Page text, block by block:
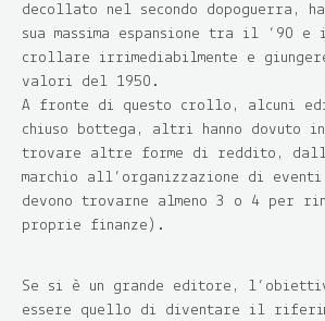
decollato nel secondo dopoguerra,
sua massima espansione tra il ’90
crollare irrimediabilmente e
valori del 1950.
A fronte di questo crollo, alcuni
chiuso bottega, altri hanno dovuto
trovare altre forme di reddito,
marchio all’organizzazione di eventi
devono trovarne almeno 3 o 4 per
proprie finanze).
Se si è un grande editore,
essere quello di diventare il